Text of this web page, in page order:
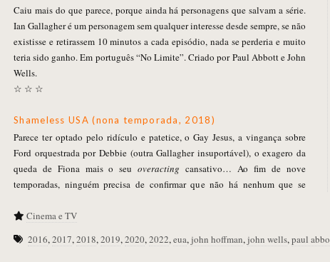
Caiu mais do que parece, porque ainda há personagens que salvam a série.
Ian Gallagher é um personagem sem qualquer interesse desde sempre, se não
existisse e retirassem 10 minutos a cada episódio, nada se perderia e muito
teria sido ganho. Em português “No Limite”. Criado por Paul Abbott e John
Wells.
☆ ☆ ☆
Shameless USA (nona temporada, 2018)
Parece ter optado pelo ridículo e patetice, o Gay Jesus, a vingança sobre
Ford orquestrada por Debbie (outra Gallagher insuportável), o exagero da
queda de Fiona mais o seu overacting cansativo… Ao fim de nove
temporadas, ninguém precisa de confirmar que não há nenhum que se
Cinema e TV
2016,2017,2018,2019,2020,2022,eua,john hoffman,john wells,paul